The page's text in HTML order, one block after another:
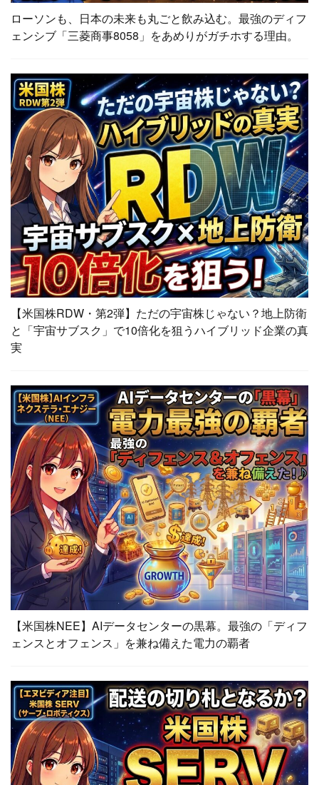
ローソンも、日本の未来も丸ごと飲み込む。最強のディフ
ェンシブ「三菱商事8058」をあめりがガチホする理由。
【米国株RDW・第2弾】ただの宇宙株じゃない？地上防衛
と「宇宙サブスク」で10倍化を狙うハイブリッド企業の真
実
【米国株NEE】AIデータセンターの黒幕。最強の「ディフ
ェンスとオフェンス」を兼ね備えた電力の覇者